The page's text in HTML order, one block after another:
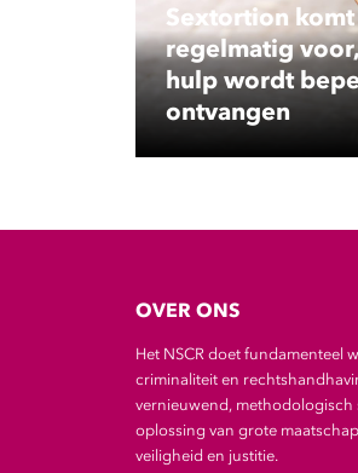
Sextortion komt
regelmatig
hulp wordt
ontvangen
OVER ONS
Het NSCR doet fundamenteel
criminaliteit en
vernieuwend, methodologisch
oplossing van grote
veiligheid en justitie.